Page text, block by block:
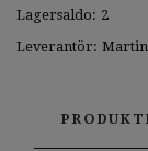
Lagersaldo: 2
Leverantör: